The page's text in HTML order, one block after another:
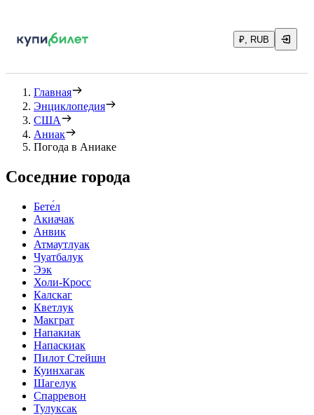
₽, RUB
Главная
Энциклопедия
США
Аниак
Погода в Аниаке
Соседние города
Бете́л
Акиачак
Анвик
Атмаутлуак
Чуатбалук
Ээк
Холи-Кросс
Калскаг
Кветлук
Макграт
Напакиак
Напаскиак
Пилот Стейшн
Куинхагак
Шагелук
Спарревон
Тулуксак